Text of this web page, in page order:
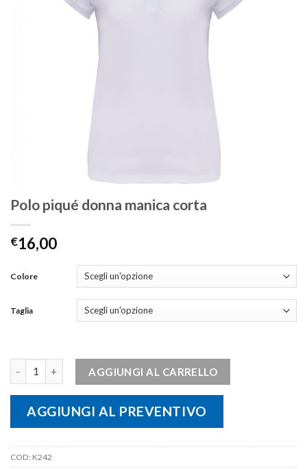
Polo piqué donna manica corta
€16,00
Colore
Taglia
AGGIUNGI AL CARRELLO
AGGIUNGI AL PREVENTIVO
COD: K242